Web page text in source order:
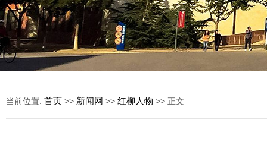
当前位置: 首页 >> 新闻网 >> 红柳人物 >> 正文